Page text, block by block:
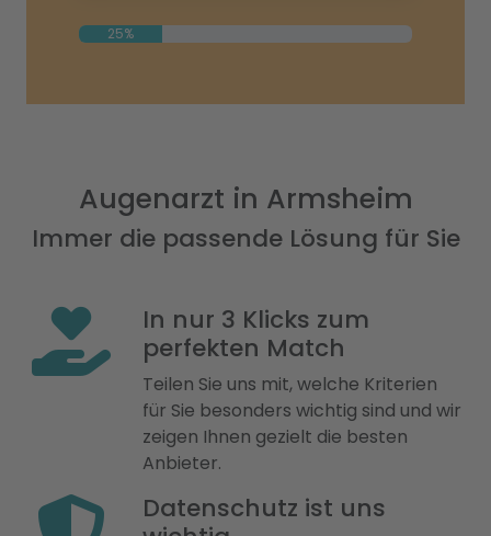
25%
Augenarzt in Armsheim
Immer die passende Lösung für Sie
In nur 3 Klicks zum
perfekten Match
Teilen Sie uns mit, welche Kriterien
für Sie besonders wichtig sind und wir
zeigen Ihnen gezielt die besten
Anbieter.
Datenschutz ist uns